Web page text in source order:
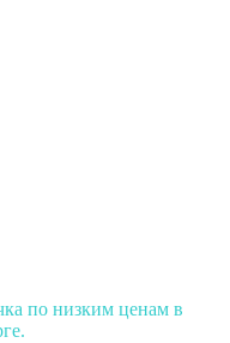
по низким ценам в